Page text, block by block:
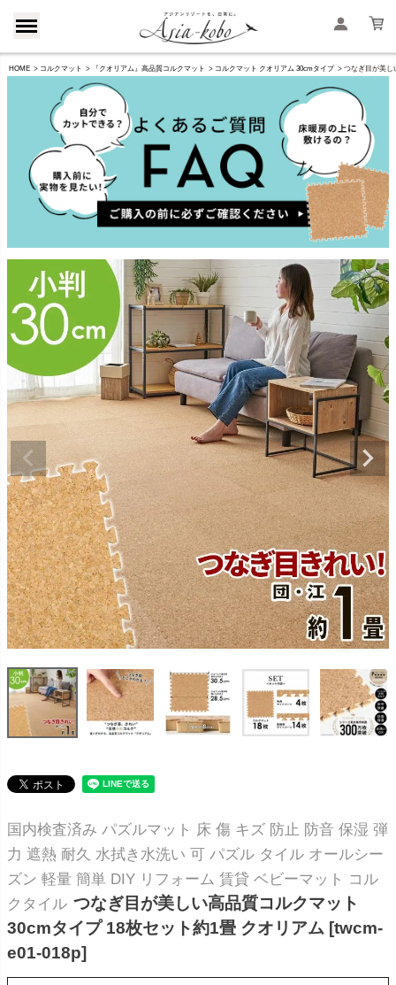
HOME コルクマット 『クオリアム』高品質コルクマット コルクマット クオリアム 30cmタイプ つなぎ目が美し
国内検査済み パズルマット 床 傷 キズ 防止 防音 保湿 弾
力 遮熱 耐久 水拭き水洗い 可 パズル タイル オールシー
ズン 軽量 簡単 DIY リフォーム 賃貸 ベビーマット コル
クタイル つなぎ目が美しい高品質コルクマット
30cmタイプ 18枚セット約1畳 クオリアム [twcm-
e01-018p]